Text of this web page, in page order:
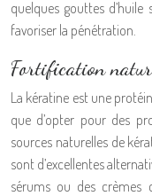
quelques gouttes
favoriser la pénétration.
Fortification
La kératine est une
que d’opter pour des
sources naturelles de
sont d’excellentes
sérums ou des crèmes